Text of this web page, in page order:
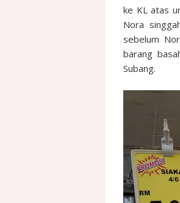
ke KL atas
Nora
sebelum
barang
Subang.